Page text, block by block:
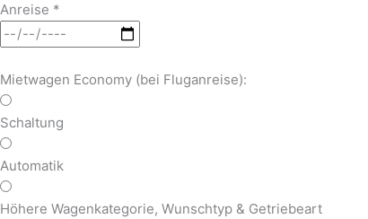
Anreise *
Mietwagen Economy (bei Fluganreise):
Schaltung
Automatik
Höhere Wagenkategorie, Wunschtyp & Getriebeart